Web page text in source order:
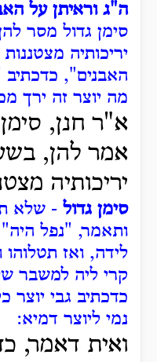
ה"ג וראיתן על
סימן גדול מסר
יריכותיה
האבנים", כדכתיב
מה יוצר זה ירך
א"ר חנן, סימן
אמר להן,
יריכותיה
סימן גדול - שלא
ותאמר, "נפל
לידה, ואז תטלוהו
קרי ליה למשבר
כדכתיב גבי יוצר
נמי ליוצר דמיא:
ואית דאמר,